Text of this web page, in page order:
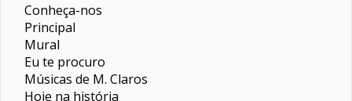
Conheça-nos
Principal
Mural
Eu te procuro
Músicas de M. Claros
Hoje na história